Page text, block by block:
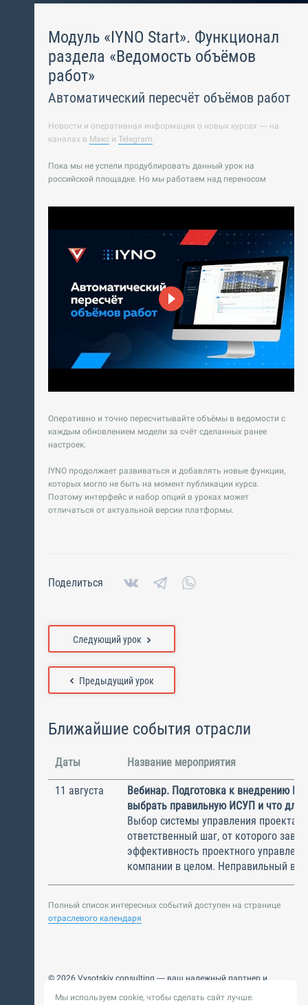
Модуль «IYNO Start». Функционал
раздела «Ведомость объёмов
работ»
Автоматический пересчёт объёмов работ
Новости и оперативная информация о новых курсах — на
каналах в Макс и Telegram.
Пока мы не успели продублировать данный урок на
российской площадке. Но мы работаем над переносом
Оперативно и точно пересчитывайте объёмы в ведомости с
каждым обновлением модели за счёт сделанных ранее
настроек.
IYNO продолжает развиваться и добавлять новые функции,
которых могло не быть на момент публикации курса.
Поэтому интерфейс и набор опций в уроках может
отличаться от актуальной версии платформы.
Поделиться
Предыдущий урок
Следующий урок
Ближайшие события отрасли
Даты Название мероприятия
11 августа
Вебинар. Подготовка к внедрению
выбрать правильную ИСУП и что для
Выбор системы управления
ответственный шаг, от которого
эффективность проектного
компании в целом. Неправильный
Полный список интересных событий доступен на странице
отраслевого календаря
© 2026 Vysotskiy consulting — ваш надежный партнер и
Цифровизация, BIM, ИИ. Внедряем и оптимизируем
Мы используем cookie, чтобы сделать сайт лучше.